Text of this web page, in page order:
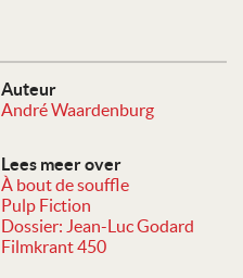
Auteur
André Waardenburg
Lees meer over
À bout de souffle
Pulp Fiction
Dossier: Jean-Luc Godard
Filmkrant 450